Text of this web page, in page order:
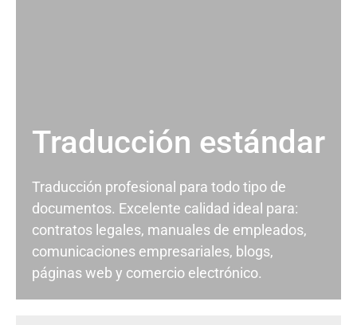
Traducción estándar
Traducción profesional para todo tipo de
documentos. Excelente calidad ideal para:
contratos legales, manuales de empleados,
comunicaciones empresariales, blogs,
páginas web y comercio electrónico.